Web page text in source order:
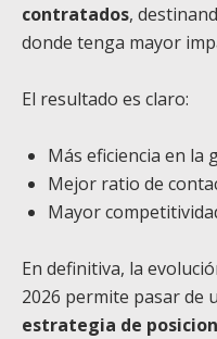
contratados,
donde tenga mayor
El resultado es claro:
Más eficiencia en la
Mejor ratio de
Mayor
En definitiva, la
2026 permite pasar de
estrategia de